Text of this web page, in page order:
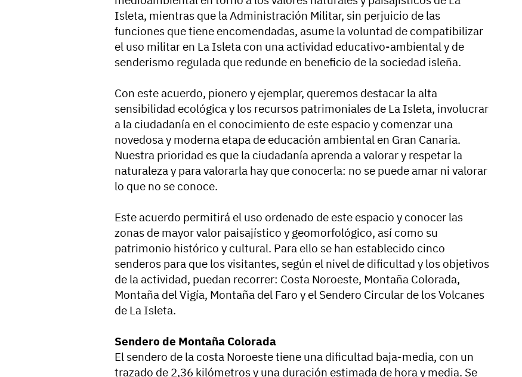
Isleta, mientras que la Administración Militar, sin perjuicio de las
funciones que tiene encomendadas, asume la voluntad de compatibilizar
el uso militar en La Isleta con una actividad educativo-ambiental y de
senderismo regulada que redunde en beneficio de la sociedad isleña.
Con este acuerdo, pionero y ejemplar, queremos destacar la alta
sensibilidad ecológica y los recursos patrimoniales de La Isleta, involucrar
a la ciudadanía en el conocimiento de este espacio y comenzar una
novedosa y moderna etapa de educación ambiental en Gran Canaria.
Nuestra prioridad es que la ciudadanía aprenda a valorar y respetar la
naturaleza y para valorarla hay que conocerla: no se puede amar ni valorar
lo que no se conoce.
Este acuerdo permitirá el uso ordenado de este espacio y conocer las
zonas de mayor valor paisajístico y geomorfológico, así como su
patrimonio histórico y cultural. Para ello se han establecido cinco
senderos para que los visitantes, según el nivel de dificultad y los objetivos
de la actividad, puedan recorrer: Costa Noroeste, Montaña Colorada,
Montaña del Vigía, Montaña del Faro y el Sendero Circular de los Volcanes
de La Isleta.
Sendero de Montaña Colorada
El sendero de la costa Noroeste tiene una dificultad baja-media, con un
trazado de 2,36 kilómetros y una duración estimada de hora y media. Se